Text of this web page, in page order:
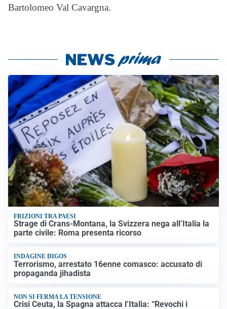
Bartolomeo Val Cavargna.
FRIZIONI TRA PAESI
Strage di Crans-Montana, la Svizzera nega all’Italia la
parte civile: Roma presenta ricorso
INDAGINE DIGOS
Terrorismo, arrestato 16enne comasco: accusato di
propaganda jihadista
NON SI FERMA LA TENSIONE
Crisi Ceuta, la Spagna attacca l’Italia: “Revochi i